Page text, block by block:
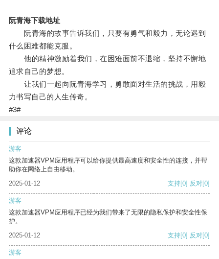
阮青海下载地址
阮青海的故事告诉我们，只要有勇气和毅力，无论遇到
什么困难都能克服。
他的精神激励着我们，在困难面前不退缩，坚持不懈地
追求自己的梦想。
让我们一起向阮青海学习，勇敢面对生活的挑战，用毅
力书写自己的人生传奇。
#3#
评论
游客
这款加速器VPM应用程序可以给你提供最高速度和安全性的连接，并帮
助你在网络上自由移动。
2025-01-12
支持[0] 反对[0]
游客
这款加速器VPM应用程序已经为我们带来了无限的隐私保护和安全性保
护。
2025-01-12
支持[0] 反对[0]
游客